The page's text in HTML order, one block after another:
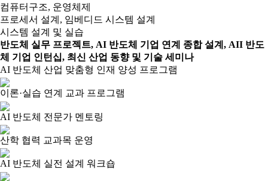
컴퓨터구조, 운영체제
프로세서 설계, 임베디드 시스템 설계
시스템 설계 및 실습
반도체 실무 프로젝트, AI 반도체 기업 연계 종합 설계, AII 반도
체 기업 인턴십, 최신 산업 동향 및 기술 세미나
AI 반도체 산업 맞춤형 인재 양성 프로그램
이론·실습 연계 교과 프로그램
AI 반도체 전문가 멘토링
산학 협력 교과목 운영
AI 반도체 실전 설계 워크숍